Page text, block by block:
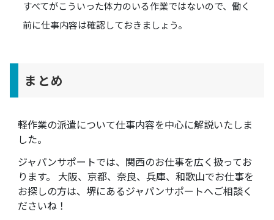
すべてがこういった体力のいる作業ではないので、働く
前に仕事内容は確認しておきましょう。
まとめ
軽作業の派遣について仕事内容を中心に解説いたしま
した。
ジャパンサポートでは、関西のお仕事を広く扱ってお
ります。 大阪、京都、奈良、兵庫、和歌山でお仕事を
お探しの方は、堺にあるジャパンサポートへご相談く
ださいね！